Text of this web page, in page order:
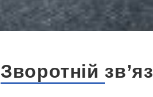
Зворотній